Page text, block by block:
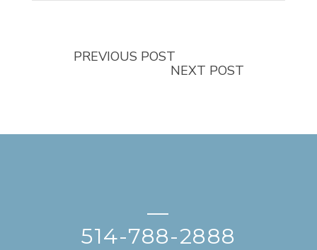
PREVIOUS POST
NEXT POST
—
514-788-2888